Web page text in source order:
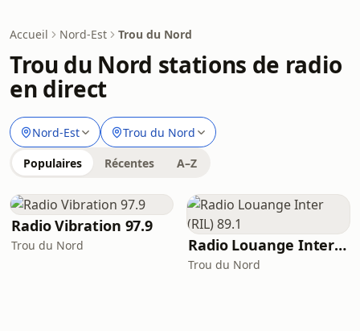
Accueil Nord-Est Trou du Nord
Trou du Nord stations de radio
en direct
Nord-Est Trou du Nord
Populaires Récentes A–Z
Radio Vibration 97.9
Trou du Nord Radio Louange Inter (RIL) 89.1
Trou du Nord